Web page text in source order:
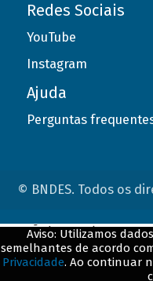
Redes Sociais
YouTube
Instagram
Ajuda
Perguntas
© BNDES. Todos os
Aviso: Utilizamos
semelhantes de acordo
Privacidade. Ao continuar
ConteÃºdo complementar
${title}${badge}